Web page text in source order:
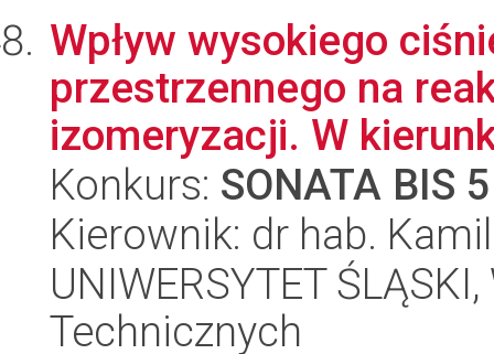
Wpływ wysokiego
przestrzennego na
izomeryzacji. W
Konkurs: SONATA BIS 5
Kierownik: dr hab.
UNIWERSYTET
Technicznych